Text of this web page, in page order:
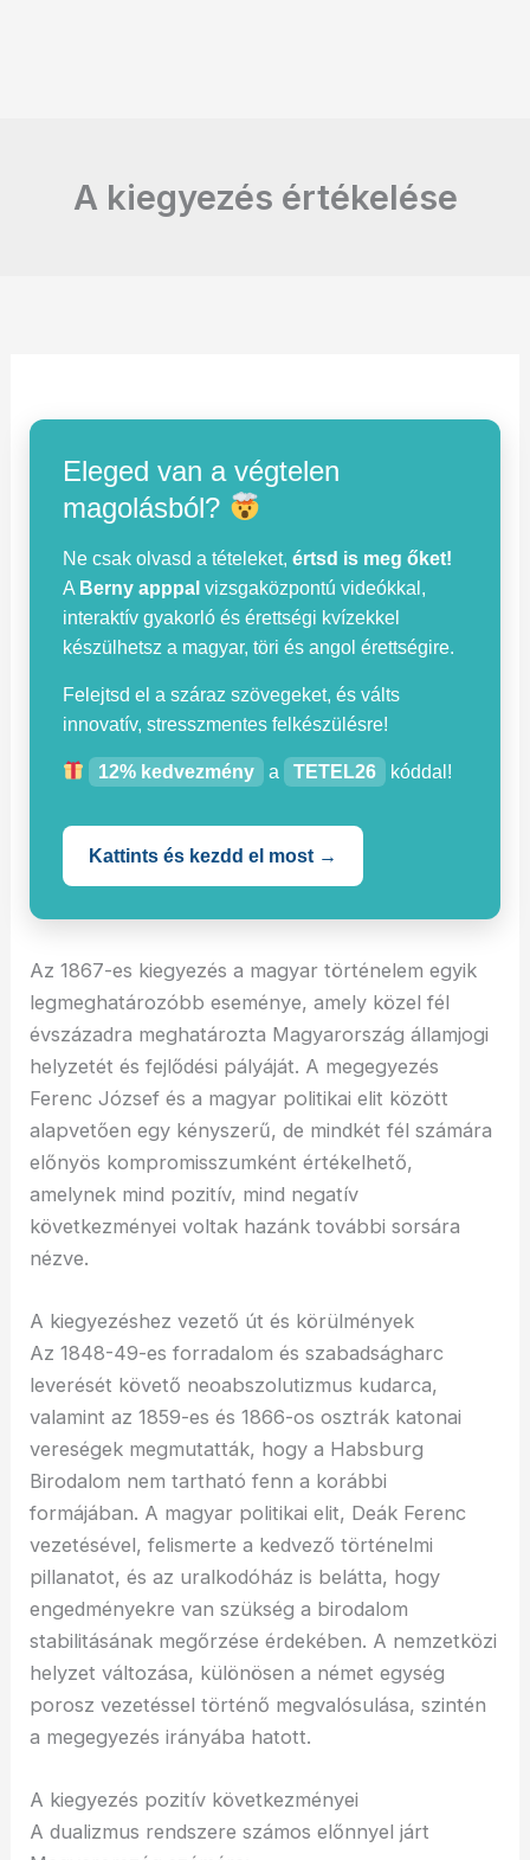
A kiegyezés értékelése
Eleged van a végtelen
magolásból?
Ne csak olvasd a tételeket,értsd is meg őket!
A Berny apppal vizsgaközpontú videókkal,
interaktív gyakorló és érettségi kvízekkel
készülhetsz a magyar, töri és angol érettségire.
Felejtsd el a száraz szövegeket, és válts
innovatív, stresszmentes felkészülésre!
12% kedvezmény a TETEL26 kóddal!
Kattints és kezdd el most →
Az 1867-es kiegyezés a magyar történelem egyik
legmeghatározóbb eseménye, amely közel fél
évszázadra meghatározta Magyarország államjogi
helyzetét és fejlődési pályáját. A megegyezés
Ferenc József és a magyar politikai elit között
alapvetően egy kényszerű, de mindkét fél számára
előnyös kompromisszumként értékelhető,
amelynek mind pozitív, mind negatív
következményei voltak hazánk további sorsára
nézve.
A kiegyezéshez vezető út és körülmények
Az 1848-49-es forradalom és szabadságharc
leverését követő neoabszolutizmus kudarca,
valamint az 1859-es és 1866-os osztrák katonai
vereségek megmutatták, hogy a Habsburg
Birodalom nem tartható fenn a korábbi
formájában. A magyar politikai elit, Deák Ferenc
vezetésével, felismerte a kedvező történelmi
pillanatot, és az uralkodóház is belátta, hogy
engedményekre van szükség a birodalom
stabilitásának megőrzése érdekében. A nemzetközi
helyzet változása, különösen a német egység
porosz vezetéssel történő megvalósulása, szintén
a megegyezés irányába hatott.
A kiegyezés pozitív következményei
A dualizmus rendszere számos előnnyel járt